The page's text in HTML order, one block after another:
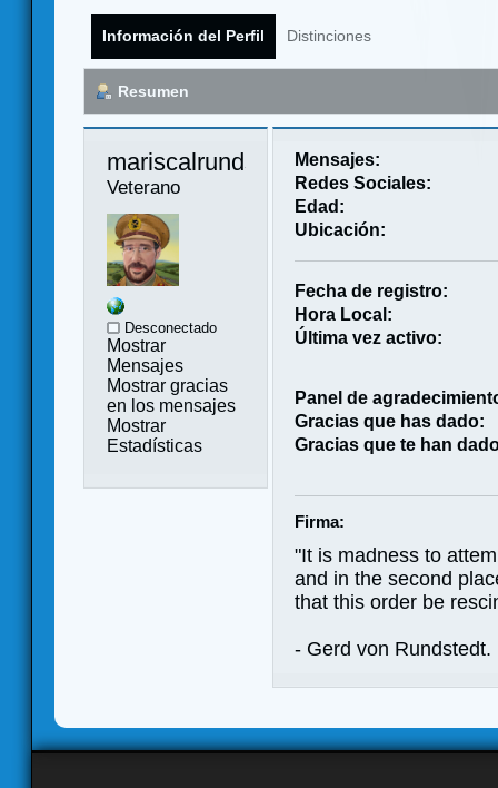
Información del Perfil Distinciones
Resumen
mariscalrundstedt
Veterano
Desconectado
Mostrar
Mensajes
Mostrar gracias
en los mensajes
Mostrar
Estadísticas
Mensajes:
Redes Sociales:
Edad:
Ubicación:
Fecha de registro:
Hora Local:
Última vez activo:
Panel de
Gracias que has dado:
Gracias que te han
Firma:
"It is madness to
and in the second
that this order be
- Gerd von Rundstedt.